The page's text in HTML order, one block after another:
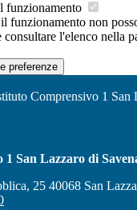
funzionamento
funzionamento non
l'elenco nella
preferenze
Comprensivo 1 San
San Lazzaro di
25 40068 San